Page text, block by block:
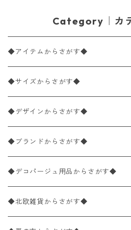
Category｜カ
◆アイテムからさがす◆
ペーパーナプキン2枚バラ売り
ペーパーナプキン1枚バラ売り
ペーパーナプキン20枚入りパック
ペーパーナプキン10枚入りパック
ライスペーパー
◆サイズからさがす◆
33×33cm（ランチサイズ）
バラ売り
パック売り
25×25cm（カクテルサイズ）
バラ売り
パック売り
40×40cm（ディナーサイズ）
バラ売り
パック売り
21×21cm（ポケットサイズ）
◆デザインからさがす◆
花柄
植物・グリーン柄
動物・鳥・昆虫・蝶柄
◆ブランドからさがす◆
ドイツ製 IHR/イア
ランチサイズ
カクテルサイズ
ドイツ製 Ambiente/アンビエンテ
◆デコパージュ用品からさがす◆
デコパージュ液
◆北欧雑貨からさがす◆